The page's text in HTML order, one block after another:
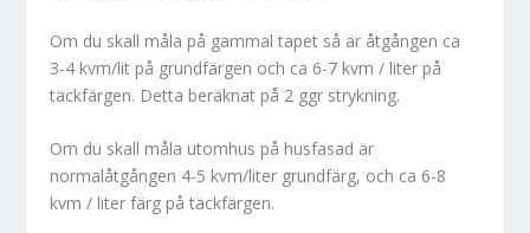
Om du skall måla på gammal tapet så är åtgången ca
3-4 kvm/lit på grundfärgen och ca 6-7 kvm / liter på
täckfärgen. Detta beräknat på 2 ggr strykning.
Om du skall måla utomhus på husfasad är
normalåtgången 4-5 kvm/liter grundfärg, och ca 6-8
kvm / liter färg på täckfärgen.